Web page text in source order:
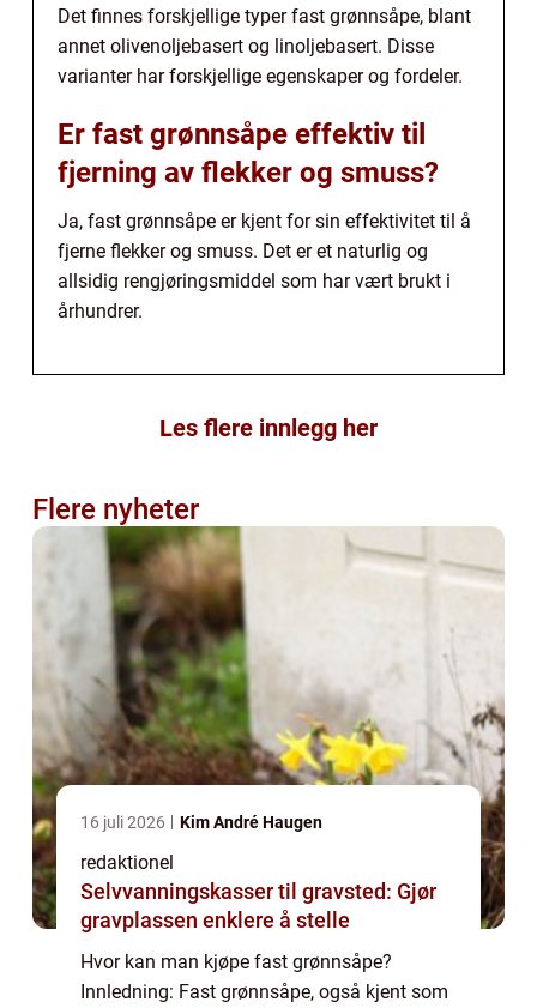
Det finnes forskjellige typer fast grønnsåpe, blant
annet olivenoljebasert og linoljebasert. Disse
varianter har forskjellige egenskaper og fordeler.
Er fast grønnsåpe effektiv til
fjerning av flekker og smuss?
Ja, fast grønnsåpe er kjent for sin effektivitet til å
fjerne flekker og smuss. Det er et naturlig og
allsidig rengjøringsmiddel som har vært brukt i
århundrer.
Les flere innlegg her
Flere nyheter
16 juli 2026 Kim André Haugen
redaktionel
Selvvanningskasser til gravsted: Gjør
gravplassen enklere å stelle
Hvor kan man kjøpe fast grønnsåpe?
Innledning: Fast grønnsåpe, også kjent som